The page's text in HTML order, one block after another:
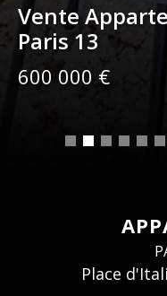
Vente
Paris 13
600 000 €
Place